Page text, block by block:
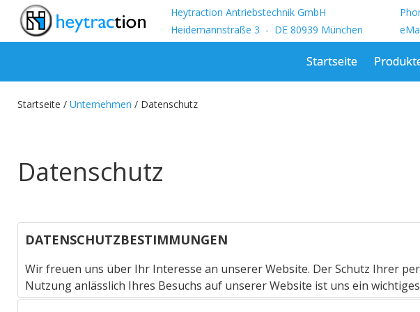
Heytraction Antriebstechnik GmbH
Heidemannstraße 3 - DE 80939 München
Startseite
Startseite / Unternehmen / Datenschutz
Datenschutz
DATENSCHUTZBESTIMMUNGEN
Wir freuen uns über Ihr Interesse an unserer Website. Der Schutz Ihrer
Nutzung anlässlich Ihres Besuchs auf unserer Website ist uns ein